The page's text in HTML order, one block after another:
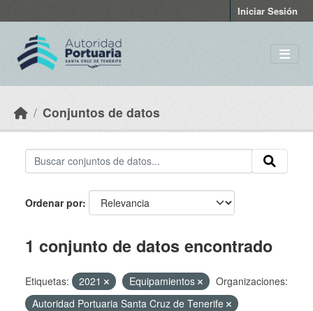
Iniciar Sesión
Conjuntos de datos
Ordenar por
1 conjunto de datos encontrado
Etiquetas: 2021 Equipamientos
Organizaciones:
Autoridad Portuaria Santa Cruz de Tenerife